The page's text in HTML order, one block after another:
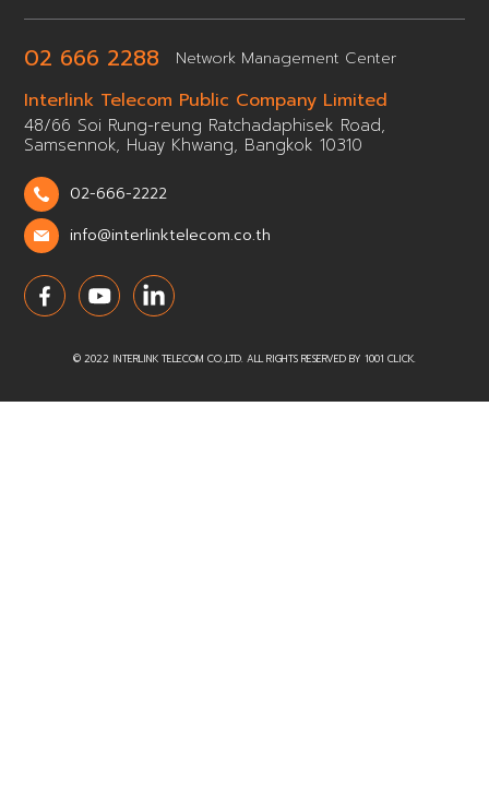
02 666 2288 Network Management Center
Interlink Telecom Public Company Limited
48/66 Soi Rung-reung Ratchadaphisek Road,
Samsennok, Huay Khwang, Bangkok 10310
02-666-2222
info@interlinktelecom.co.th
© 2022 INTERLINK TELECOM CO.,LTD. ALL RIGHTS RESERVED BY 1001 CLICK.